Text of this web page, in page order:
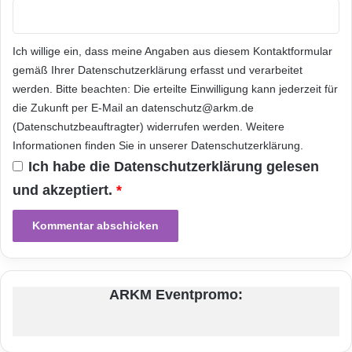
vollständig innerhalb der
IntraLinks-Umgebung beibehalten werden
– Komfort: Alle Vorteile, die mobile Geräte bei
Geschäftsleuten
unterwegs so beliebt machen, stehen jetzt der
IntraLinks-Community zur
Ich willige ein, dass meine Angaben aus diesem Kontaktformular
gemäß Ihrer Datenschutzerklärung erfasst und verarbeitet
werden. Bitte beachten: Die erteilte Einwilligung kann jederzeit für
die Zukunft per E-Mail an datenschutz@arkm.de
(Datenschutzbeauftragter) widerrufen werden. Weitere
Informationen finden Sie in unserer Datenschutzerklärung.
Ich habe die Datenschutzerklärung gelesen
und akzeptiert. *
ARKM Eventpromo: